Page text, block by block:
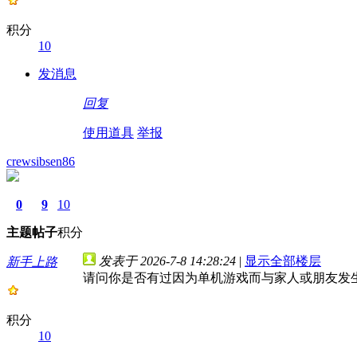
积分
10
发消息
回复
使用道具 举报
crewsibsen86
0
主题
9
帖子
10
积分
新手上路
积分
10
发表于 2026-7-8 14:28:24 | 显示全部楼层
请问你是否有过因为单机游戏而与家人或朋友发